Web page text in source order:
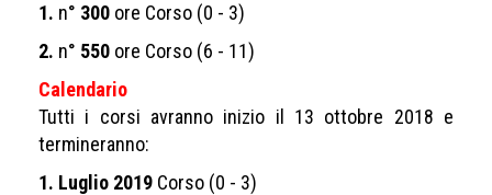
1. n° 300 ore Corso (0 - 3)
2. n° 550 ore Corso (6 - 11)
Calendario
Tutti i corsi avranno inizio il 13 ottobre 2018 e
termineranno:
1. Luglio 2019 Corso (0 - 3)